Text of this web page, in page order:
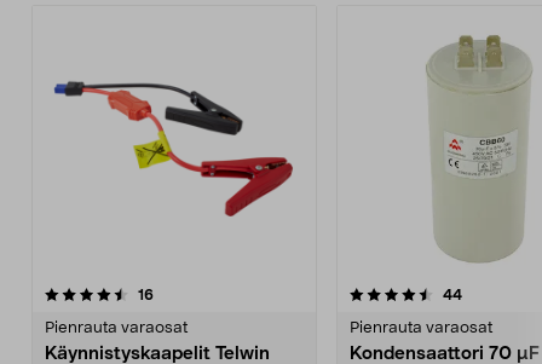
16arvostelut
Pienrauta varaosat
Käynnistyskaapelit Telwin
4.5 viidestä
44arvostelut
Pienrauta varaosat
Kondensaattori 70
4.0 viidestä